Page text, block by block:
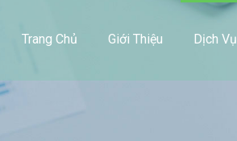
Trang Chủ Giới Thiệu Dịch Vụ